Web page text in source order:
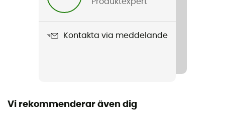
Produktnamn
Aquarius Pro 2.0
Kontakta via meddelande
Vi rekommenderar även dig